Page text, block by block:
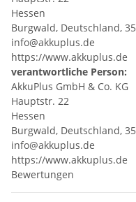
Hessen
Burgwald, Deutschland,
info@akkuplus.de
https://www.akkuplus.de
verantwortliche Person:
AkkuPlus GmbH & Co. KG
Hauptstr. 22
Hessen
Burgwald, Deutschland,
info@akkuplus.de
https://www.akkuplus.de
Bewertungen